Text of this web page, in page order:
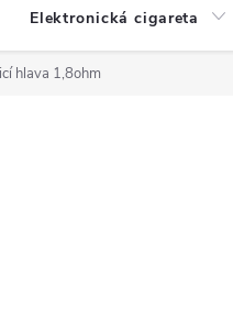
Elektronická cigareta
hlava 1,8ohm